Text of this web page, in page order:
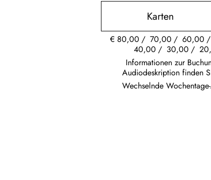
Karten
€ 80,00 70,00 60,00
40,00
30,00
Informationen zur
Audiodeskription finden
Wechselnde